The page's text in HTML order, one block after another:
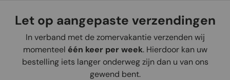
Aller au contenu
Let op aangepaste verzendingen
In verband met de zomervakantie verzenden wij
momenteel één keer per week. Hierdoor kan uw
bestelling iets langer onderweg zijn dan u van ons
gewend bent.